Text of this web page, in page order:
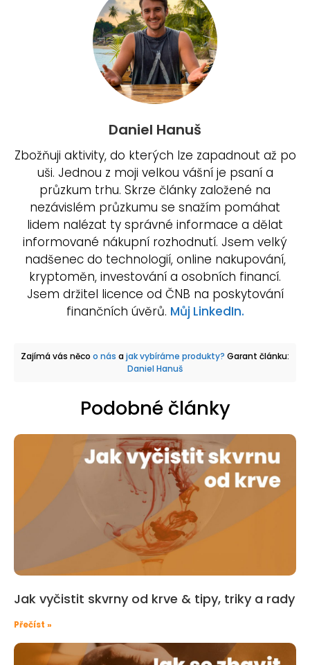
Daniel Hanuš
Zbožňuji aktivity, do kterých lze zapadnout až po
uši. Jednou z moji velkou vášní je psaní a
průzkum trhu. Skrze články založené na
nezávislém průzkumu se snažím pomáhat
lidem nalézat ty správné informace a dělat
informované nákupní rozhodnutí. Jsem velký
nadšenec do technologií, online nakupování,
kryptoměn, investování a osobních financí.
Jsem držitel licence od ČNB na poskytování
finančních úvěrů. Můj LinkedIn.
Zajímá vás něco o nás ajak vybíráme produkty? Garant článku:
Daniel Hanuš
Podobné články
Jak vyčistit skvrny od krve & tipy, triky a rady
Přečíst »